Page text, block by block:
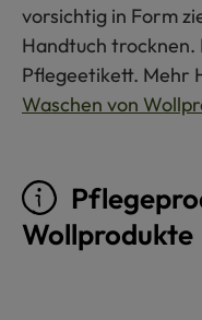
vorsichtig in Form
Handtuch trocknen.
Pflegeetikett. Mehr
Waschen von
Wollprodukte